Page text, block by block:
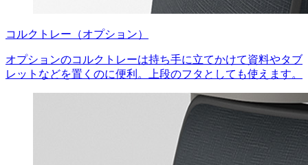
コルクトレー（オプション）
オプションのコルクトレーは持ち手に立てかけて資料やタブ
レットなどを置くのに便利。上段のフタとしても使えます。